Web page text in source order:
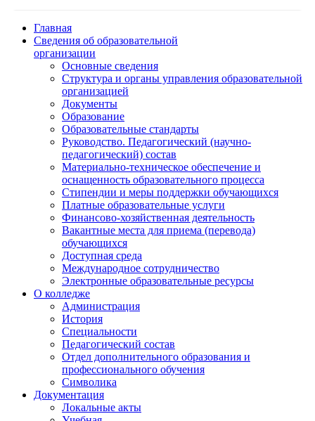
Главная
Сведения об образовательной
организации
Основные сведения
Структура и органы управления образовательной
организацией
Документы
Образование
Образовательные стандарты
Руководство. Педагогический (научно-
педагогический) состав
Материально-техническое обеспечение и
оснащенность образовательного процесса
Стипендии и меры поддержки обучающихся
Платные образовательные услуги
Финансово-хозяйственная деятельность
Вакантные места для приема (перевода)
обучающихся
Доступная среда
Международное сотрудничество
Электронные образовательные ресурсы
О колледже
Администрация
История
Специальности
Педагогический состав
Отдел дополнительного образования и
профессионального обучения
Символика
Документация
Локальные акты